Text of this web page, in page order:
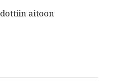
aitoon